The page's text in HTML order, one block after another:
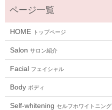
HOME トップページ
Salon サロン紹介
Facial フェイシャル
Body ボディ
Self-whitening セルフホワイトニング